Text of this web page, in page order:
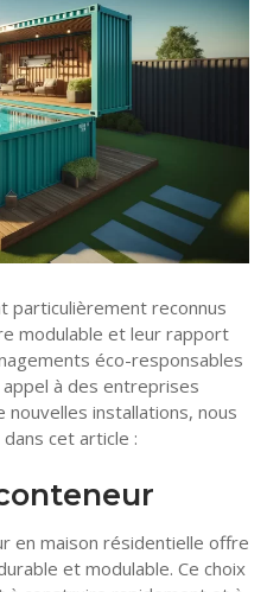
particulièrement reconnus
modulable et leur rapport
éco-responsables
à des entreprises
installations, nous
cet article :
en maison résidentielle offre
et modulable. Ce choix